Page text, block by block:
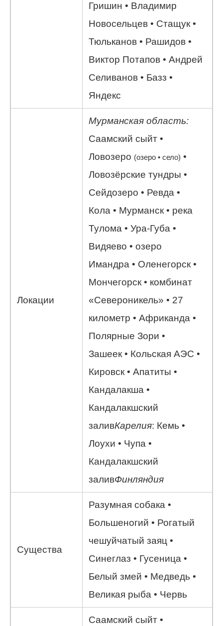
Гришин • Владимир
Новосельцев • Стащук •
Тюльканов • Рашидов •
Виктор Потапов • Андрей
Селиванов • Базз •
Яндекс
Локации
Мурманская область:
Саамский сыйт •
Ловозеро (озеро • село) •
Ловозёрские тундры •
Сейдозеро • Ревда •
Кола • Мурманск • река
Тулома • Ура-Губа •
Видяево • озеро
Имандра • Оленегорск •
Мончегорск • комбинат
«Североникель» • 27
километр • Африканда •
Полярные Зори •
Зашеек • Кольская АЭС •
Кировск • Апатиты •
Кандалакша •
Кандалакшский
заливКарелия: Кемь •
Лоухи • Чупа •
Кандалакшский
заливФинляндия
Существа
Разумная собака •
Большеногий • Рогатый
чешуйчатый заяц •
Синеглаз • Гусеница •
Белый змей • Медведь •
Великая рыба • Червь
Саамский сыйт •